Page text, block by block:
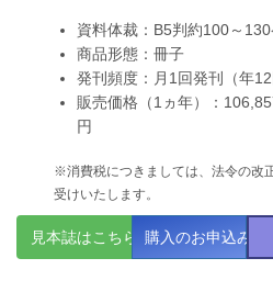
資料体裁：B5判約100～
商品形態：冊子
発刊頻度：月1回発刊（年12
販売価格（1ヵ年）：
円
※消費税につきましては、法令の改
受けいたします。
見本誌はこちら 購入のお申込み